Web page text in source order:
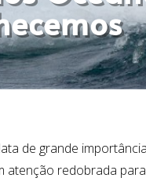
de grande
atenção redobrada